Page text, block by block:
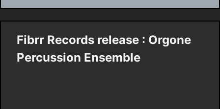
Fibrr Records release : Orgone
Percussion Ensemble